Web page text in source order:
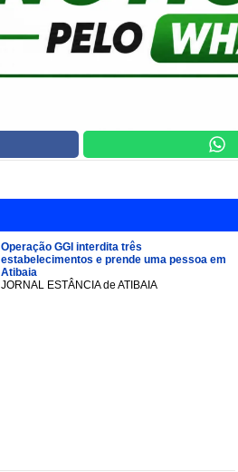
Operação GGI interdita três
estabelecimentos e prende uma pessoa em
Atibaia
JORNAL ESTÂNCIA de ATIBAIA